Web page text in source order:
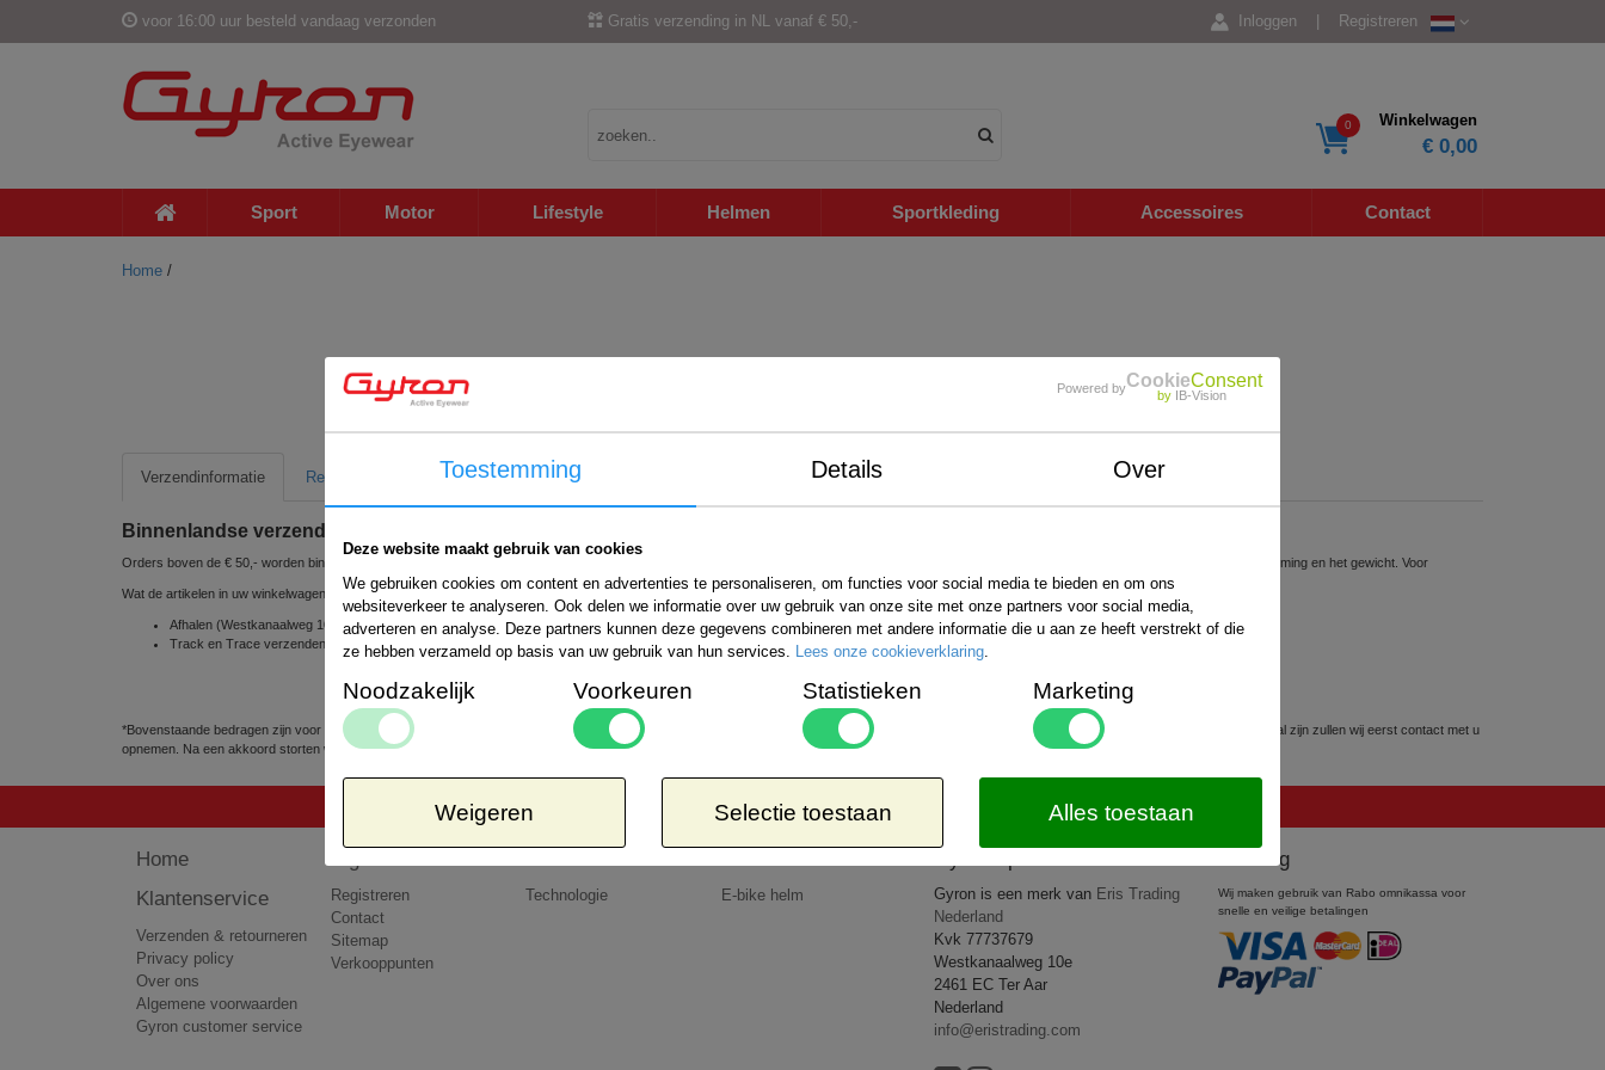
voor 16:00 uur besteld vandaag verzonden Gratis verzending in NL vanaf € 50,- Inloggen Registreren
0 Winkelwagen
€ 0,00
Sport Motor Lifestyle Helmen Sportkleding Accessoires Contact
Home /
Verzendinformatie Retour informatie
Binnenlandse verzending
Orders boven de € 50,- worden binnen Nederland gratis verzonden
Wat de artikelen in uw winkelwagen betreft, kunt u uit de volgende verzendmogelijkheden binnen Nederland kiezen:
Afhalen (Westkanaalweg 10e, 2461 EC Ter Aar, Nederland) => Kosteloos
Track en Trace verzenden via POSTNL 1 á 2 werkdagen => € 8,50*
Bestelling verzenden wij wereldwijd. De kosten hiervoor hangt af van de bestemming en het gewicht. Voor
uitgebreide informatie kunt u kijken op de website vanPostNL
Aangetekend
-EUR 1 => € 21,65*
-EUR 2 => € 26,65*
-WERELD => € 35,95*
*Bovenstaande bedragen zijn voor pakketten tot 5kg. Het kan voorkomen dat de door u bestelde goederen lichter zijn dan 5kg of op een goedkopere wijze verzonden kunnen worden. Mocht dit het geval zijn zullen wij eerst contact met u
opnemen. Na een akkoord storten wij het teveel betaalde bedrag terug op uw rekening.
All rights reserved2026 © www.gyronsport.nl
Home
Klantenservice
Verzenden & retourneren
Privacy policy
Over ons
Algemene voorwaarden
Gyron customer service
Registreren
Contact
Sitemap
Verkooppunten
Technologie E-bike helm Gyron is een merk van Eris Trading
Nederland
Kvk 77737679
Westkanaalweg 10e
2461 EC Ter Aar
Nederland
info@eristrading.com
Betaling
Wij maken gebruik van Rabo omnikassa voor
snelle en veilige betalingen
Powered byCookieConsent
by IB-Vision
Toestemming Details Over
Deze website maakt gebruik van cookies
We gebruiken cookies om content en advertenties te personaliseren, om functies voor social media te bieden en om ons
websiteverkeer te analyseren. Ook delen we informatie over uw gebruik van onze site met onze partners voor social media,
adverteren en analyse. Deze partners kunnen deze gegevens combineren met andere informatie die u aan ze heeft verstrekt of die
ze hebben verzameld op basis van uw gebruik van hun services. Lees onze cookieverklaring.
Noodzakelijk Voorkeuren Statistieken Marketing
Weigeren Selectie toestaan Alles toestaan